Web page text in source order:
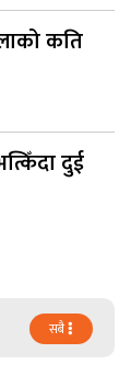
कति
दुई
सबै